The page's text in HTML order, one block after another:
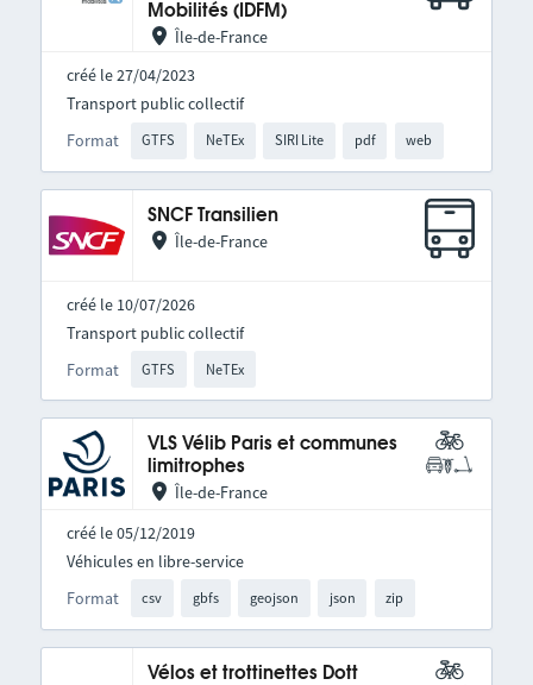
Mobilités (IDFM)
Île-de-France
créé le 27/04/2023
Format GTFS NeTEx SIRI Lite pdf web
Transport public collectif
SNCF Transilien
Île-de-France
créé le 10/07/2026
Format GTFS NeTEx
Transport public collectif
VLS Vélib Paris et communes
limitrophes
Île-de-France
créé le 05/12/2019
Format csv gbfs geojson json zip
Véhicules en libre-service
Vélos et trottinettes Dott